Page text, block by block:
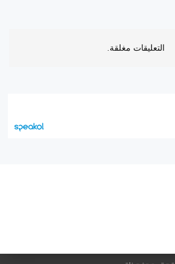
التعليقات مغلقة.